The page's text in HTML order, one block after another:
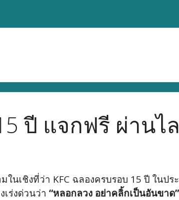
ปี แจกฟรี ผ่านไ
นเชิงที่ว่า KFC ฉลองครบรอบ 15 ปี ในป
ร่งด่วนว่า “หลอกลวง อย่าคลิ้กเป็นอันขาด”